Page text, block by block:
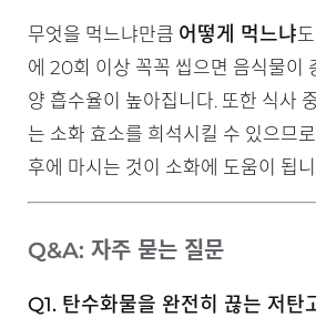
무엇을 먹느냐만큼 어떻게 먹느냐
에 20회 이상 꼭꼭 씹으면 음식물이
양 흡수율이 높아집니다. 또한 식사
는 소화 효소를 희석시킬 수 있으므
후에 마시는 것이 소화에 도움이 됩
Q&A: 자주 묻는 질문
Q1. 탄수화물을 완전히 끊는 저탄